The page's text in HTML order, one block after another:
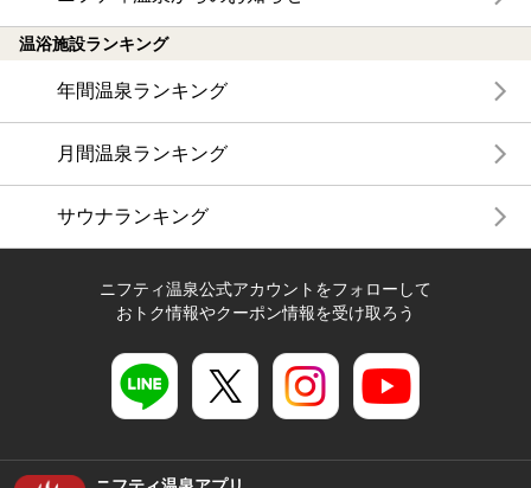
温浴施設ランキング
年間温泉ランキング
月間温泉ランキング
サウナランキング
ニフティ温泉公式アカウントをフォローして
おトク情報やクーポン情報を受け取ろう